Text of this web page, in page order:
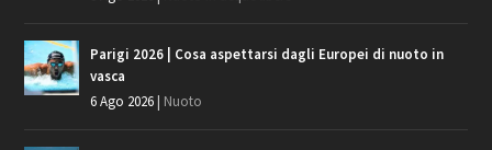
Parigi 2026 | Cosa aspettarsi dagli Europei di nuoto in
vasca
6 Ago 2026 Nuoto